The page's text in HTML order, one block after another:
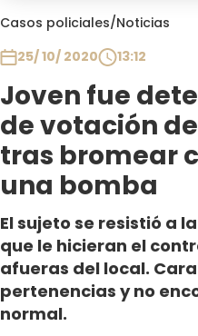
Casos policiales/Noticias
25/ 10/ 2020
13:12
Joven fue
de votación
tras bromear
una bomba
El sujeto se resistió a
que le hicieran el
afueras del local.
pertenencias y no
normal.
Club De La Comedia
Plan Perfecto
El Tiempo
Sabingo
Todos Los